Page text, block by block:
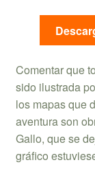
Comentar que
sido ilustrada
los mapas que
aventura son
Gallo, que se
gráfico